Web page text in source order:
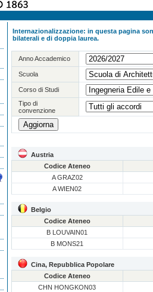
Internazionalizzazione: in questa pagina
bilaterali e di doppia laurea.
Anno Accademico
Scuola
Corso di Studi
Tipo di
convenzione
Austria
Codice Ateneo
A GRAZ02
A WIEN02
Belgio
Codice Ateneo
B LOUVAIN01
B MONS21
Cina, Repubblica Popolare
Codice Ateneo
CHN HONGKON03